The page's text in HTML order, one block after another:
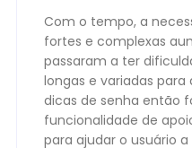
Com o tempo, a
fortes e complexas
passaram a ter
longas e variadas para
dicas de senha então
funcionalidade de
para ajudar o usuário